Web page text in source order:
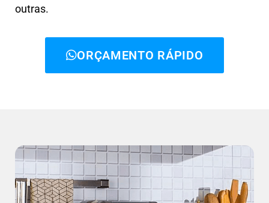
outras.
ORÇAMENTO RÁPIDO